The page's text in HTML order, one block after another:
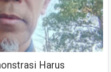
Harus